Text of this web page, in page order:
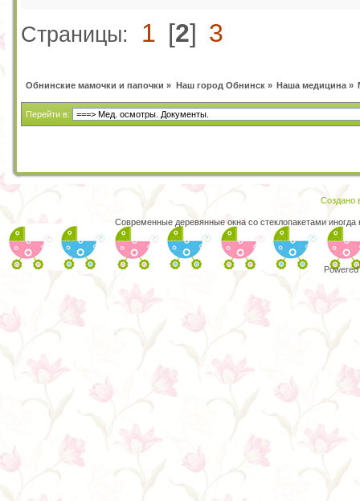
Страницы: 1 [2] 3
Обнинские мамочки и папочки » Наш город Обнинск» Наша медицина»
Перейти в:
Создано
Современные деревянные окна со стеклопакетами